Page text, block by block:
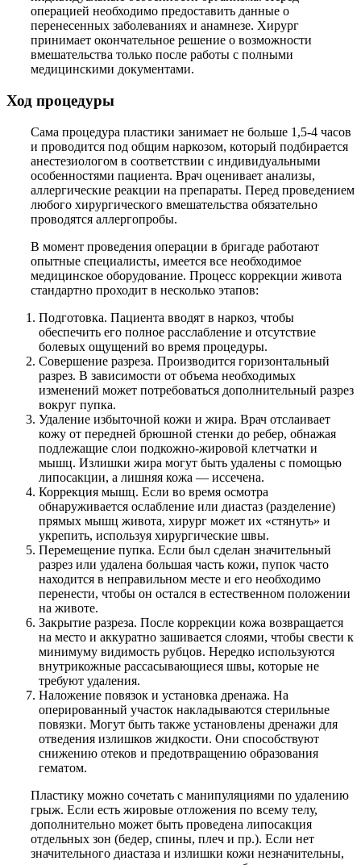
операцией необходимо предоставить данные о
перенесенных заболеваниях и анамнезе. Хирург
принимает окончательное решение о возможности
вмешательства только после работы с полными
медицинскими документами.
Ход процедуры
Сама процедура пластики занимает не больше 1,5-4 часов
и проводится под общим наркозом, который подбирается
анестезиологом в соответствии с индивидуальными
особенностями пациента. Врач оценивает анализы,
аллергические реакции на препараты. Перед проведением
любого хирургического вмешательства обязательно
проводятся аллергопробы.
В момент проведения операции в бригаде работают
опытные специалисты, имеется все необходимое
медицинское оборудование. Процесс коррекции живота
стандартно проходит в несколько этапов:
Подготовка. Пациента вводят в наркоз, чтобы
обеспечить его полное расслабление и отсутствие
болевых ощущений во время процедуры.
Совершение разреза. Производится горизонтальный
разрез. В зависимости от объема необходимых
изменений может потребоваться дополнительный разрез
вокруг пупка.
Удаление избыточной кожи и жира. Врач отслаивает
кожу от передней брюшной стенки до ребер, обнажая
подлежащие слои подкожно-жировой клетчатки и
мышц. Излишки жира могут быть удалены с помощью
липосакции, а лишняя кожа — иссечена.
Коррекция мышц. Если во время осмотра
обнаруживается ослабление или диастаз (разделение)
прямых мышц живота, хирург может их «стянуть» и
укрепить, используя хирургические швы.
Перемещение пупка. Если был сделан значительный
разрез или удалена большая часть кожи, пупок часто
находится в неправильном месте и его необходимо
перенести, чтобы он остался в естественном положении
на животе.
Закрытие разреза. После коррекции кожа возвращается
на место и аккуратно зашивается слоями, чтобы свести к
минимуму видимость рубцов. Нередко используются
внутрикожные рассасывающиеся швы, которые не
требуют удаления.
Наложение повязок и установка дренажа. На
оперированный участок накладываются стерильные
повязки. Могут быть также установлены дренажи для
отведения излишков жидкости. Они способствуют
снижению отеков и предотвращению образования
гематом.
Пластику можно сочетать с манипуляциями по удалению
грыж. Если есть жировые отложения по всему телу,
дополнительно может быть проведена липосакция
отдельных зон (бедер, спины, плеч и пр.). Если нет
значительного диастаза и излишки кожи незначительны,